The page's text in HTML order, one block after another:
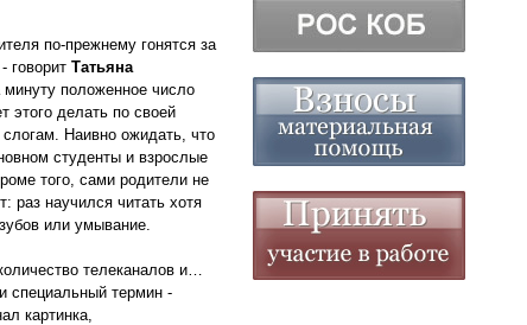
по-прежнему гонятся за
говорит Татьяна
положенное число
этого делать по своей
Наивно ожидать, что
студенты и взрослые
того, сами родители не
раз научился читать хотя
или умывание.
телеканалов и…
специальный термин -
картинка,